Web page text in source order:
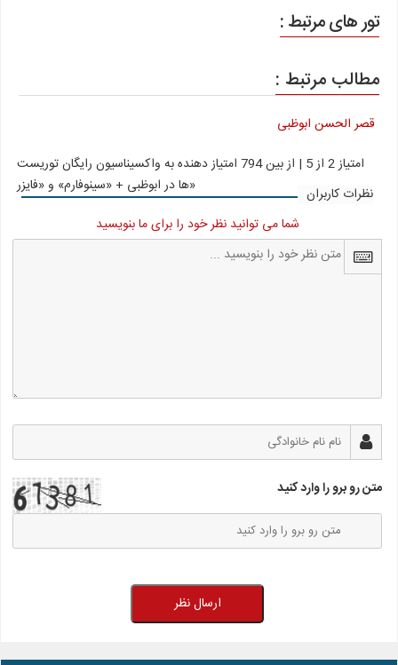
تور های مرتبط :
مطالب مرتبط :
قصر الحسن ابوظبی
امتیاز2 از5 | از بین794امتیاز دهنده به واکسیناسیون رایگان توریست
ها در ابوظبی + «سینوفارم» و «فایزر»
نظرات کاربران
شما می توانید نظر خود را برای ما بنویسید
متن رو برو را وارد کنید
ارسال نظر